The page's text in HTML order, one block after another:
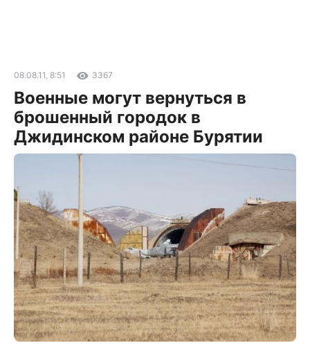
08.08.11, 8:51 3367
Военные могут вернуться в
брошенный городок в
Джидинском районе Бурятии